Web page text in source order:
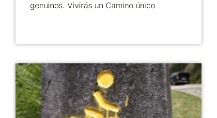
genuinos. Vivirás un Camino único